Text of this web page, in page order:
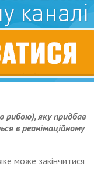
рибою), яку придбав
в реанімаційному
може закінчитися